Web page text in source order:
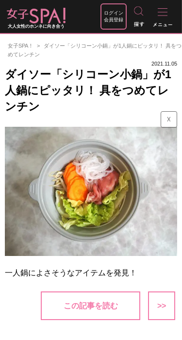
大人女性のホンネに向き合う
ログイン
会員登録
女子SPA！
ダイソー「シリコーン小鍋」が1人鍋にピッタリ！ 具をつ
めてレンチン
2021.11.05
ダイソー「シリコーン小鍋」が1
人鍋にピッタリ！ 具をつめてレ
ンチン
☓
一人鍋によさそうなアイテムを発見！
この記事を読む >>